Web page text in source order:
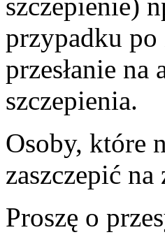
szczepienie)
przypadku po
przesłanie
szczepienia.
Osoby, które
zaszczepić
Proszę o